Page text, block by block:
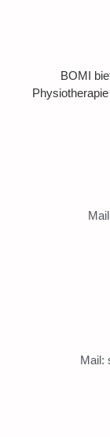
BOMI
Mail: